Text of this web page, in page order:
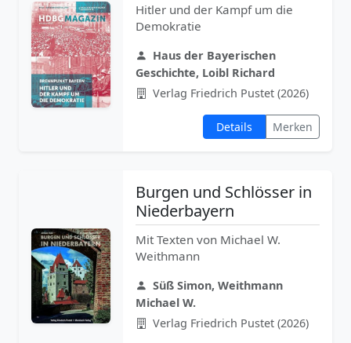
Hitler und der Kampf um die
Demokratie
Haus der Bayerischen
Geschichte, Loibl Richard
Verlag Friedrich Pustet (2026)
Details Merken
Burgen und Schlösser in
Niederbayern
Mit Texten von Michael W.
Weithmann
Süß Simon, Weithmann
Michael W.
Verlag Friedrich Pustet (2026)